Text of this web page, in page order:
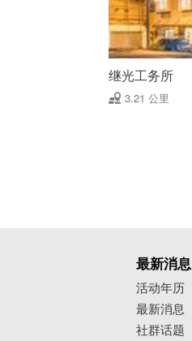
继光工务所
3.21 公里
最新消息
活动年历
最新消息
社群话题